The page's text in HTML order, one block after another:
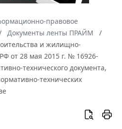
правовое
Документы ленты ПРАЙМ
и жилищно-
от 28 мая 2015 г. № 16926-
технического документа,
технических